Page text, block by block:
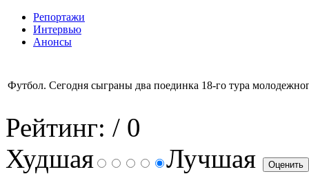
Репортажи
Интервью
Анонсы
Футбол. Сегодня сыграны два поединка 18-го тура
Рейтинг: / 0
Худшая
Лучшая